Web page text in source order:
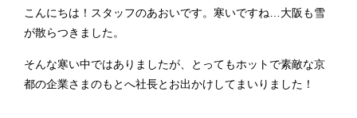
こんにちは！スタッフのあおいです。寒いですね…大阪も雪
が散らつきました。
そんな寒い中ではありましたが、とってもホットで素敵な京
都の企業さまのもとへ社長とお出かけしてまいりました！